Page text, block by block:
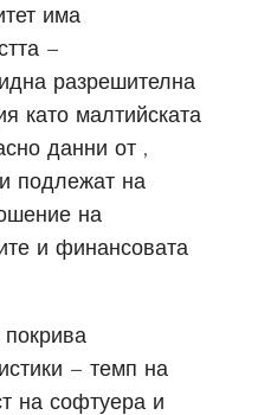
има
–
разрешителна
като малтийската
данни от ,
подлежат на
на
и финансовата
– темп на
на софтуера и